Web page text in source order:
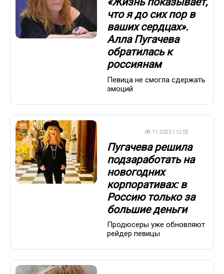
что я до сих пор в
ваших сердцах».
Алла Пугачева
обратилась к
россиянам
Певица не смогла сдержать
эмоций
08.11.2023 / 12:05
Пугачева решила
подзаработать на
новогодних
корпоративах: в
Россию только за
большие деньги
Продюсеры уже обновляют
рейдер певицы